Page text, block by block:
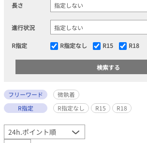
長さ
進行状況
R指定 R指定なし R15 R18
フリーワード
微執着
R指定
R指定なし R15 R18